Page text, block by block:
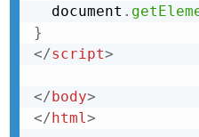
  document
.
}
</script>
</ body>
</ html>